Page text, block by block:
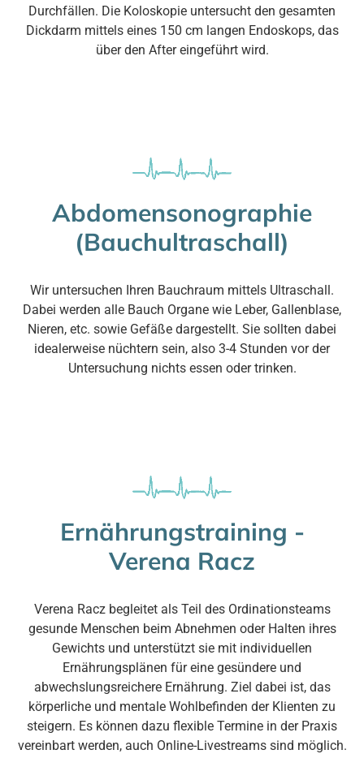
Durchfällen. Die Koloskopie untersucht den gesamten
Dickdarm mittels eines 150 cm langen Endoskops, das
über den After eingeführt wird.
Abdomensonographie
(Bauchultraschall)
Wir untersuchen Ihren Bauchraum mittels Ultraschall.
Dabei werden alle Bauch Organe wie Leber, Gallenblase,
Nieren, etc. sowie Gefäße dargestellt. Sie sollten dabei
idealerweise nüchtern sein, also 3-4 Stunden vor der
Untersuchung nichts essen oder trinken.
Ernährungstraining -
Verena Racz
Verena Racz begleitet als Teil des Ordinationsteams
gesunde Menschen beim Abnehmen oder Halten ihres
Gewichts und unterstützt sie mit individuellen
Ernährungsplänen für eine gesündere und
abwechslungsreichere Ernährung. Ziel dabei ist, das
körperliche und mentale Wohlbefinden der Klienten zu
steigern. Es können dazu flexible Termine in der Praxis
vereinbart werden, auch Online-Livestreams sind möglich.